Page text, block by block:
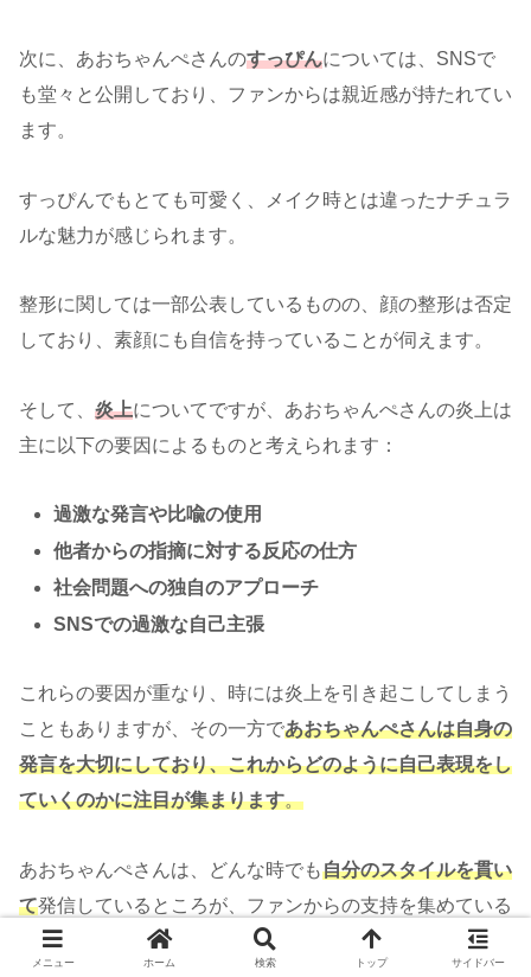
次に、あおちゃんぺさんのすっぴんについては、SNSで
も堂々と公開しており、ファンからは親近感が持たれてい
ます。
すっぴんでもとても可愛く、メイク時とは違ったナチュラ
ルな魅力が感じられます。
整形に関しては一部公表しているものの、顔の整形は否定
しており、素顔にも自信を持っていることが伺えます。
そして、 炎上についてですが、あおちゃんぺさんの炎上は
主に以下の要因によるものと考えられます：
過激な発言や比喩の使用
他者からの指摘に対する反応の仕方
社会問題への独自のアプローチ
SNSでの過激な自己主張
これらの要因が重なり、時には炎上を引き起こしてしまう
こともありますが、その一方であおちゃんぺさんは自身の
発言を大切にしており、これからどのように自己表現をし
ていくのかに注目が集まります。
あおちゃんぺさんは、どんな時でも自分のスタイルを貫い
て発信しているところが、ファンからの支持を集めている
ポイントなのかもしれませんね。
メニュー ホーム 検索 トップ サイドバー